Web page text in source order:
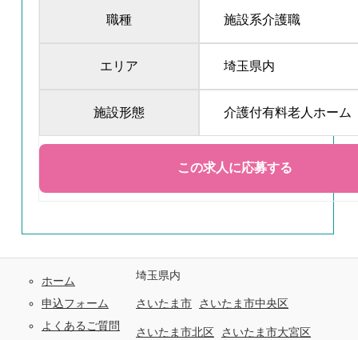
職種 施設系介護職
エリア 埼玉県内
施設形態 介護付有料老人ホーム
ホーム
申込フォーム
よくあるご質問
埼玉県内
さいたま市 さいたま市中央区
さいたま市北区 さいたま市大宮区